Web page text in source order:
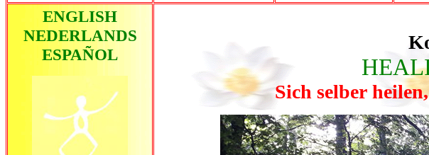
ENGLISH
NEDERLANDS
ESPAÑOL
Sich selber